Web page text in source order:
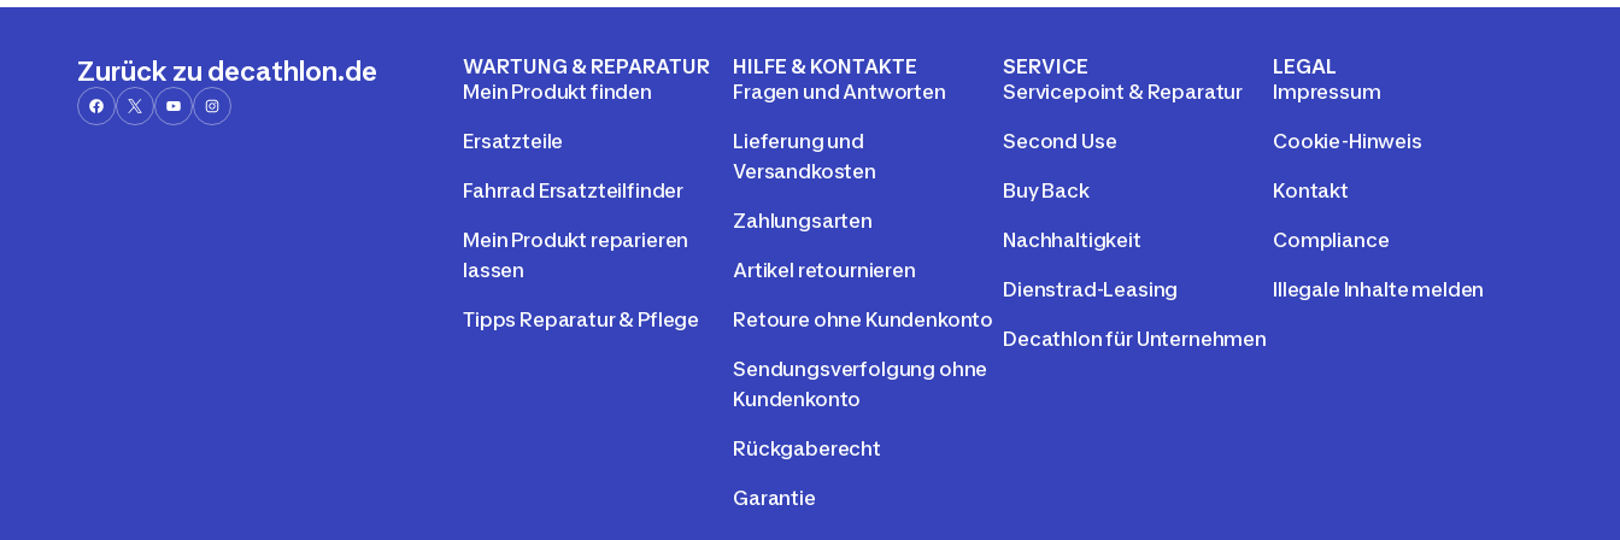
Zurück zu decathlon.de
WARTUNG & REPARATUR
Mein Produkt finden
Ersatzteile
Fahrrad Ersatzteilfinder
Mein Produkt reparieren
lassen
Tipps Reparatur & Pflege
HILFE & KONTAKTE
Fragen und Antworten
Lieferung und
Versandkosten
Zahlungsarten
Artikel retournieren
Retoure ohne Kundenkonto
Sendungsverfolgung ohne
Kundenkonto
Rückgaberecht
Garantie
SERVICE
Servicepoint & Reparatur
Second Use
Buy Back
Nachhaltigkeit
Dienstrad-Leasing
Decathlon für Unternehmen
LEGAL
Impressum
Cookie-Hinweis
Kontakt
Compliance
Illegale Inhalte melden